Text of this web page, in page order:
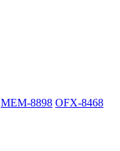
MEM-8898 OFX-8468